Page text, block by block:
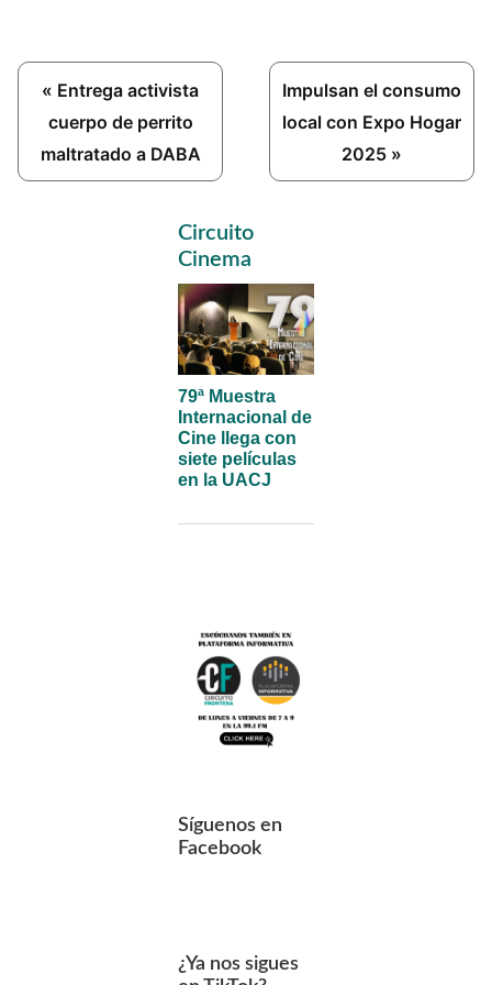
Previous
Post:
« Entrega activista
cuerpo de perrito
maltratado a DABA
Next
Post:
Impulsan el consumo
local con Expo Hogar
2025 »
Primary
Sidebar
Circuito
Cinema
79ª Muestra
Internacional de
Cine llega con
siete películas
en la UACJ
Síguenos en
Facebook
¿Ya nos sigues